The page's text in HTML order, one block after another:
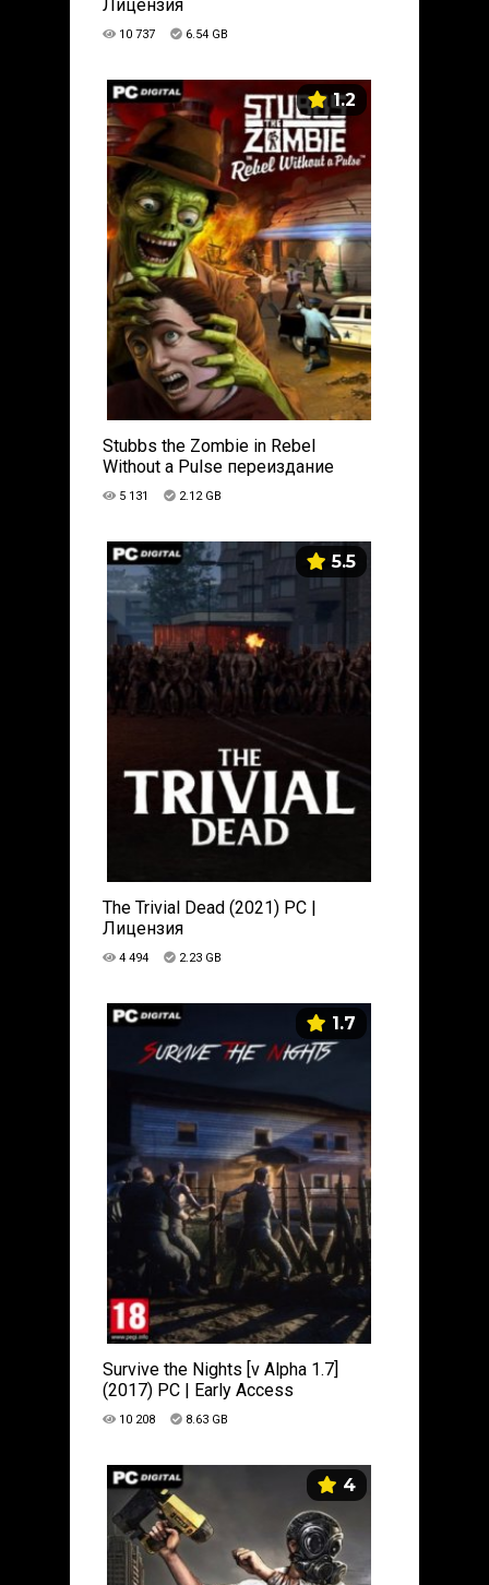
Лицензия
10 737 6.54 GB
1.2
Stubbs the Zombie in Rebel
Without a Pulse переиздание
(2021) PC | Лицензия
5 131 2.12 GB
5.5
The Trivial Dead (2021) PC |
Лицензия
4 494 2.23 GB
1.7
Survive the Nights [v Alpha 1.7]
(2017) PC | Early Access
10 208 8.63 GB
4